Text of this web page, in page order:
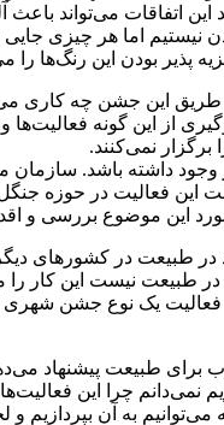
اتفاقات می‌تواند باعث
اما هر چیزی جایی
پذیر بودن این رنگ‌ها را
این جشن چه کاری
از این گونه
نمی‌کنند.
وجود داشته باشد.
فعالیت در حوزه
این موضوع بررسی و
در طبیعت در کشورهای
طبیعت نیست این کار را
فعالیت یک نوع جشن شهری
برای طبیعت پیشنهاد
نمی‌دانم چرا این
به آن